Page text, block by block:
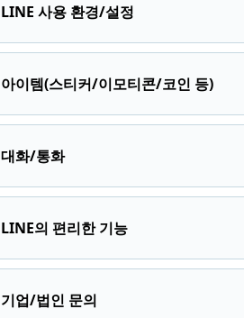
LINE 사용 환경/설정
아이템(스티커/이모티콘/코인 등)
대화/통화
LINE의 편리한 기능
기업/법인 문의